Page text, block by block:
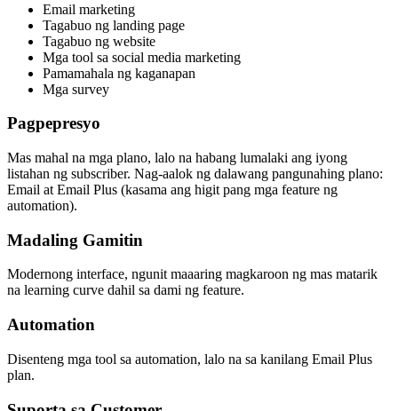
Email marketing
Tagabuo ng landing page
Tagabuo ng website
Mga tool sa social media marketing
Pamamahala ng kaganapan
Mga survey
Pagpepresyo
Mas mahal na mga plano, lalo na habang lumalaki ang iyong
listahan ng subscriber. Nag-aalok ng dalawang pangunahing plano:
Email at Email Plus (kasama ang higit pang mga feature ng
automation).
Madaling Gamitin
Modernong interface, ngunit maaaring magkaroon ng mas matarik
na learning curve dahil sa dami ng feature.
Automation
Disenteng mga tool sa automation, lalo na sa kanilang Email Plus
plan.